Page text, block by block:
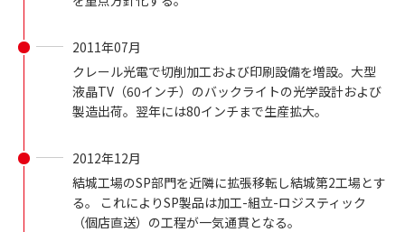
2011年07月
クレール光電で切削加工および印刷設備を増設。大型
液晶TV（60インチ）のバックライトの光学設計および
製造出荷。翌年には80インチまで生産拡大。
2012年12月
結城工場のSP部門を近隣に拡張移転し結城第2工場とす
る。 これによりSP製品は加工-組立-ロジスティック
（個店直送）の工程が一気通貫となる。